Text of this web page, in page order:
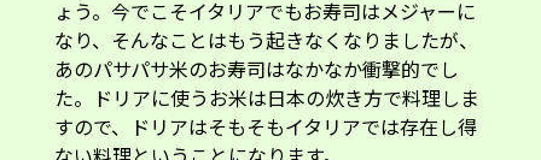
ょう。今でこそイタリアでもお寿司はメジャーに
なり、そんなことはもう起きなくなりましたが、
あのパサパサ米のお寿司はなかなか衝撃的でし
た。ドリアに使うお米は日本の炊き方で料理しま
すので、ドリアはそもそもイタリアでは存在し得